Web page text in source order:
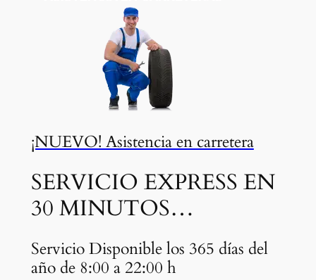
¡NUEVO! Asistencia en carretera
SERVICIO EXPRESS EN
30 MINUTOS…
Servicio Disponible los 365 días del
año de 8:00 a 22:00 h